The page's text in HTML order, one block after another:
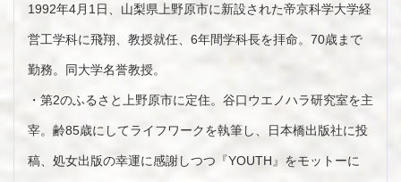
1992年4月1日、山梨県上野原市に新設された帝京科学大学経
営工学科に飛翔、教授就任、6年間学科長を拝命。70歳まで
勤務。同大学名誉教授。
・第2のふるさと上野原市に定住。谷口ウエノハラ研究室を主
宰。齢85歳にしてライフワークを執筆し、日本橋出版社に投
稿、処女出版の幸運に感謝しつつ『YOUTH』をモットーに